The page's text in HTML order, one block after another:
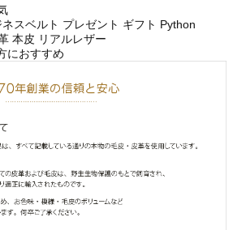
スベルト プレゼント ギフト Python
本皮 リアルレザー
におすすめ